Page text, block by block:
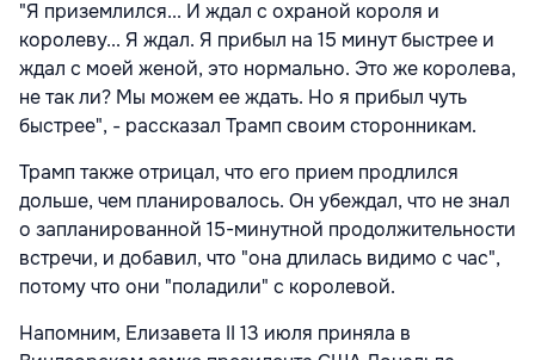
"Я приземлился... И ждал с охраной короля и
королеву... Я ждал. Я прибыл на 15 минут быстрее и
ждал с моей женой, это нормально. Это же королева,
не так ли? Мы можем ее ждать. Но я прибыл чуть
быстрее", - рассказал Трамп своим сторонникам.
Трамп также отрицал, что его прием продлился
дольше, чем планировалось. Он убеждал, что не знал
о запланированной 15-минутной продолжительности
встречи, и добавил, что "она длилась видимо с час",
потому что они "поладили" с королевой.
Напомним, Елизавета II 13 июля приняла в